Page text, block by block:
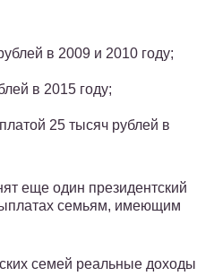
в 2009 и 2010 году;
в 2015 году;
25 тысяч рублей в
еще один президентский
семьям, имеющим
семей реальные доходы